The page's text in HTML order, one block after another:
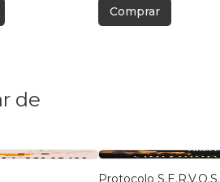
Comprar
de
Protocolo S.E.R.V.O.S.